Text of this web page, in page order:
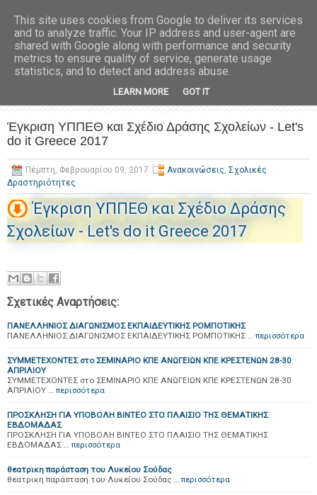
Έγκριση ΥΠΠΕΘ και Σχέδιο Δράσης Σχολείων - Let's
do it Greece 2017
Πέμπτη, Φεβρουαρίου 09, 2017 Ανακοινώσεις, Σχολικές
Δραστηριότητες
Έγκριση ΥΠΠΕΘ και Σχέδιο Δράσης
Σχολείων - Let's do it Greece 2017
Σχετικές Αναρτήσεις:
ΠΑΝΕΛΛΗΝΙΟΣ ΔΙΑΓΩΝΙΣΜΟΣ ΕΚΠΑΙΔΕΥΤΙΚΗΣ ΡΟΜΠΟΤΙΚΗΣ
ΠΑΝΕΛΛΗΝΙΟΣ ΔΙΑΓΩΝΙΣΜΟΣ ΕΚΠΑΙΔΕΥΤΙΚΗΣ ΡΟΜΠΟΤΙΚΗΣ … περισσότερα
ΣΥΜΜΕΤΕΧΟΝΤΕΣ στο ΣΕΜΙΝΑΡΙΟ ΚΠΕ ΑΝΩΓΕΙΩΝ ΚΠΕ ΚΡΕΣΤΕΝΩΝ 28-30
ΑΠΡΙΛΙΟΥ
ΣΥΜΜΕΤΕΧΟΝΤΕΣ στο ΣΕΜΙΝΑΡΙΟ ΚΠΕ ΑΝΩΓΕΙΩΝ ΚΠΕ ΚΡΕΣΤΕΝΩΝ 28-30
ΑΠΡΙΛΙΟΥ … περισσότερα
ΠΡΟΣΚΛΗΣΗ ΓΙΑ ΥΠΟΒΟΛΗ ΒΙΝΤΕΟ ΣΤΟ ΠΛΑΙΣΙΟ ΤΗΣ ΘΕΜΑΤΙΚΗΣ
ΕΒΔΟΜΑΔΑΣ
ΠΡΟΣΚΛΗΣΗ ΓΙΑ ΥΠΟΒΟΛΗ ΒΙΝΤΕΟ ΣΤΟ ΠΛΑΙΣΙΟ ΤΗΣ ΘΕΜΑΤΙΚΗΣ
ΕΒΔΟΜΑΔΑΣ … περισσότερα
θεατρικη παράσταση του Λυκείου Σούδας
θεατρικη παράσταση του Λυκείου Σούδας … περισσότερα
This site uses cookies from Google to deliver its services
and to analyze traffic. Your IP address and user-agent are
shared with Google along with performance and security
metrics to ensure quality of service, generate usage
statistics, and to detect and address abuse.
LEARN MORE GOT IT